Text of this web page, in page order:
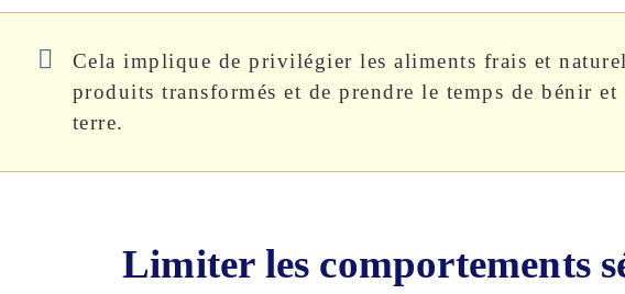
Cela implique de privilégier les aliments frais et
produits transformés et de prendre le temps de bénir
terre.
Limiter les comportements